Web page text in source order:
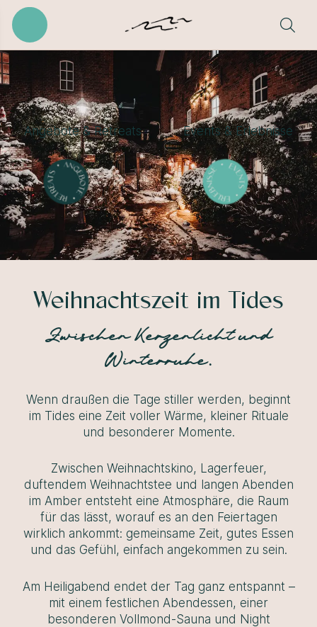
Angebote & Retreats Events & Erlebnisse
Weihnachtszeit im Tides
Zwischen Kerzenlicht und
Winterruhe.
Wenn draußen die Tage stiller werden, beginnt
im Tides eine Zeit voller Wärme, kleiner Rituale
und besonderer Momente.
Zwischen Weihnachtskino, Lagerfeuer,
duftendem Weihnachtstee und langen Abenden
im Amber entsteht eine Atmosphäre, die Raum
für das lässt, worauf es an den Feiertagen
wirklich ankommt: gemeinsame Zeit, gutes Essen
und das Gefühl, einfach angekommen zu sein.
Am Heiligabend endet der Tag ganz entspannt –
mit einem festlichen Abendessen, einer
besonderen Vollmond-Sauna und Night